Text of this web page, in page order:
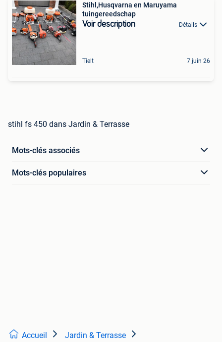
Stihl,Husqvarna en Maruyama
tuingereedschap
Voir description Détails
Tielt 7 juin 26
stihl fs 450 dans Jardin & Terrasse
Mots-clés associés
Mots-clés populaires
Accueil Jardin & Terrasse